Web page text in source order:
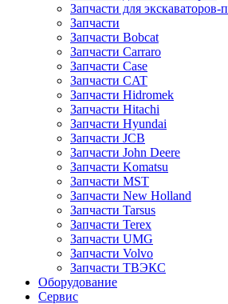
Запчасти для экскаваторов-
Запчасти
Запчасти Bobcat
Запчасти Carraro
Запчасти Case
Запчасти CAT
Запчасти Hidromek
Запчасти Hitachi
Запчасти Hyundai
Запчасти JCB
Запчасти John Deere
Запчасти Komatsu
Запчасти MST
Запчасти New Holland
Запчасти Tarsus
Запчасти Terex
Запчасти UMG
Запчасти Volvo
Запчасти ТВЭКС
Оборудование
Сервис